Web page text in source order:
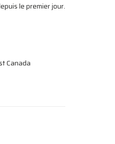
le premier jour.
Canada